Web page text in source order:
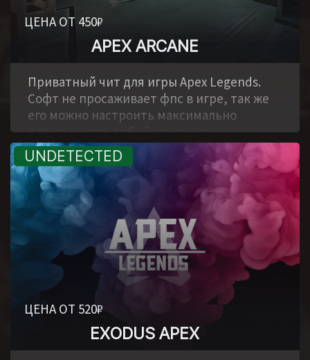
ЦЕНА ОТ 450₽
APEX ARCANE
Приватный чит для игры Apex Legends.
Софт не просаживает фпс в игре, так же
его можно настроить максимально
детально под любой стиль игры.
ЦЕНА ОТ 520₽
EXODUS APEX